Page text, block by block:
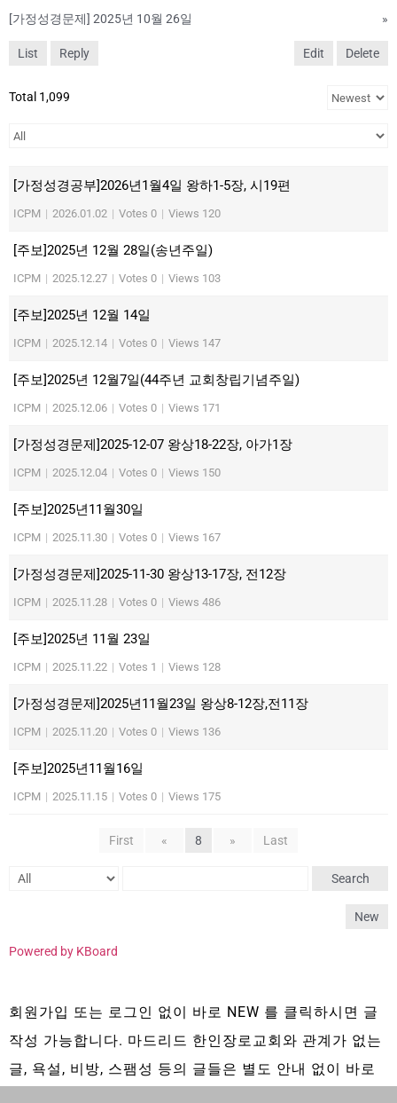
[가정성경문제] 2025년 10월 26일
»
List Reply Edit Delete
Total 1,099
[가정성경공부]2026년1월4일 왕하1-5장, 시19편
ICPM | 2026.01.02 | Votes 0 | Views 120
[주보]2025년 12월 28일(송년주일)
ICPM | 2025.12.27 | Votes 0 | Views 103
[주보]2025년 12월 14일
ICPM | 2025.12.14 | Votes 0 | Views 147
[주보]2025년 12월7일(44주년 교회창립기념주일)
ICPM | 2025.12.06 | Votes 0 | Views 171
[가정성경문제]2025-12-07 왕상18-22장, 아가1장
ICPM | 2025.12.04 | Votes 0 | Views 150
[주보]2025년11월30일
ICPM | 2025.11.30 | Votes 0 | Views 167
[가정성경문제]2025-11-30 왕상13-17장, 전12장
ICPM | 2025.11.28 | Votes 0 | Views 486
[주보]2025년 11월 23일
ICPM | 2025.11.22 | Votes 1 | Views 128
[가정성경문제]2025년11월23일 왕상8-12장,전11장
ICPM | 2025.11.20 | Votes 0 | Views 136
[주보]2025년11월16일
ICPM | 2025.11.15 | Votes 0 | Views 175
First « 8 » Last
Search
New
Powered by KBoard
회원가입 또는 로그인 없이 바로 NEW 를 클릭하시면 글
작성 가능합니다. 마드리드 한인장로교회와 관계가 없는
글, 욕설, 비방, 스팸성 등의 글들은 별도 안내 없이 바로